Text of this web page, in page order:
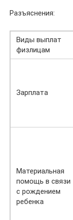
Разъяснения:
Виды выплат
физлицам
Зарплата
Материальная
помощь в связи
с рождением
ребенка